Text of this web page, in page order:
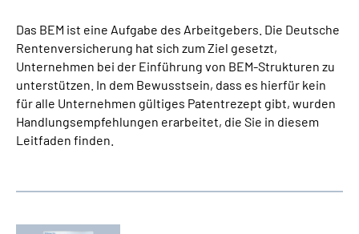
Das BEM ist eine Aufgabe des Arbeitgebers. Die Deutsche
Rentenversicherung hat sich zum Ziel gesetzt,
Unternehmen bei der Einführung von BEM-Strukturen zu
unterstützen. In dem Bewusstsein, dass es hierfür kein
für alle Unternehmen gültiges Patentrezept gibt, wurden
Handlungsempfehlungen erarbeitet, die Sie in diesem
Leitfaden finden.